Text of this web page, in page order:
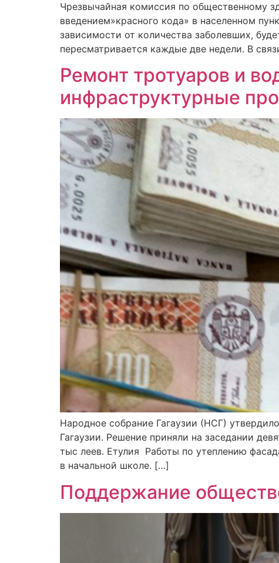
Чрезвычайная комиссия по общественному
введением»красного кода» в населенном
зависимости от количества заболевших,
пересматривается каждые две недели. В
Ремонт тротуаров и
инфраструктурные
Народное собрание Гагаузии (НСГ)
Гагаузии. Решение приняли на заседании
тыс леев. Етулия Работы по утеплению
в начальной школе. […]
Поддержание